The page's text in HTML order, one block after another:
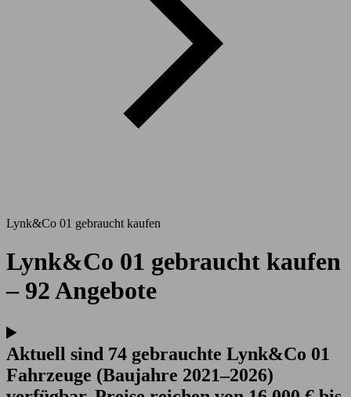
Lynk&Co 01 gebraucht kaufen
Lynk&Co 01 gebraucht kaufen
– 92 Angebote
Aktuell sind 74 gebrauchte Lynk&Co 01
Fahrzeuge (Baujahre 2021–2026)